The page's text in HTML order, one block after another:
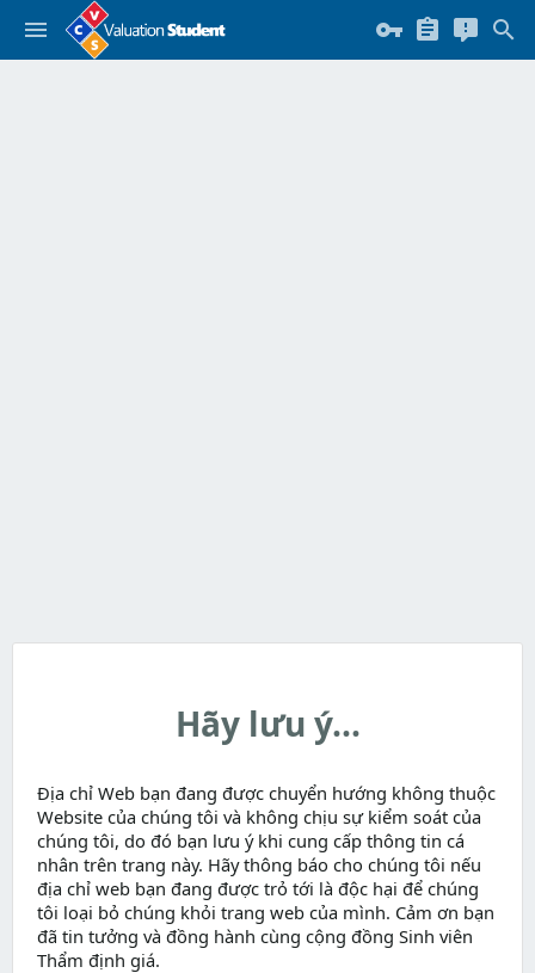
Hãy lưu ý...
Địa chỉ Web bạn đang được chuyển hướng không thuộc
Website của chúng tôi và không chịu sự kiểm soát của
chúng tôi, do đó bạn lưu ý khi cung cấp thông tin cá
nhân trên trang này. Hãy thông báo cho chúng tôi nếu
địa chỉ web bạn đang được trỏ tới là độc hại để chúng
tôi loại bỏ chúng khỏi trang web của mình. Cảm ơn bạn
đã tin tưởng và đồng hành cùng cộng đồng Sinh viên
Thẩm định giá.